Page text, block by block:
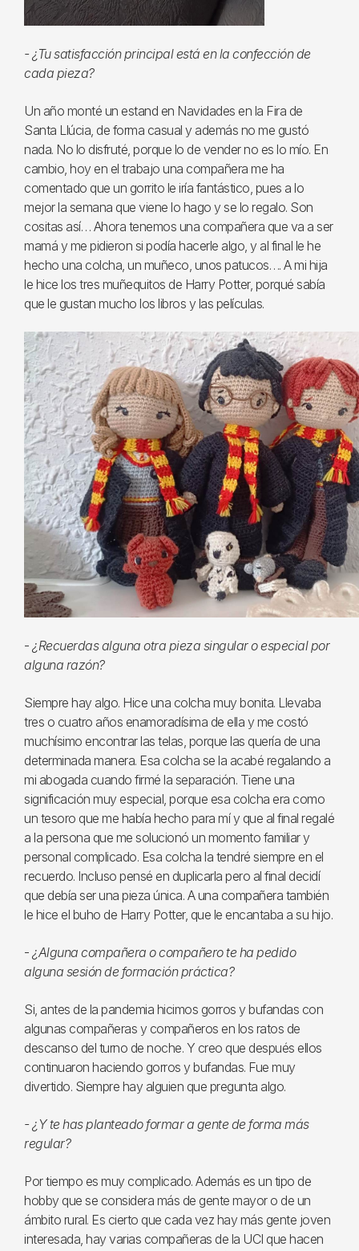
- ¿Tu satisfacción principal está en la confección de
cada pieza?
Un año monté un estand en Navidades en la Fira de
Santa Llúcia, de forma casual y además no me gustó
nada. No lo disfruté, porque lo de vender no es lo mío. En
cambio, hoy en el trabajo una compañera me ha
comentado que un gorrito le iría fantástico, pues a lo
mejor la semana que viene lo hago y se lo regalo. Son
cositas así… Ahora tenemos una compañera que va a ser
mamá y me pidieron si podía hacerle algo, y al final le he
hecho una colcha, un muñeco, unos patucos…. A mi hija
le hice los tres muñequitos de Harry Potter, porqué sabía
que le gustan mucho los libros y las películas.
- ¿Recuerdas alguna otra pieza singular o especial por
alguna razón?
Siempre hay algo. Hice una colcha muy bonita. Llevaba
tres o cuatro años enamoradísima de ella y me costó
muchísimo encontrar las telas, porque las quería de una
determinada manera. Esa colcha se la acabé regalando a
mi abogada cuando firmé la separación. Tiene una
significación muy especial, porque esa colcha era como
un tesoro que me había hecho para mí y que al final regalé
a la persona que me solucionó un momento familiar y
personal complicado. Esa colcha la tendré siempre en el
recuerdo. Incluso pensé en duplicarla pero al final decidí
que debía ser una pieza única. A una compañera también
le hice el buho de Harry Potter, que le encantaba a su hijo.
- ¿Alguna compañera o compañero te ha pedido
alguna sesión de formación práctica?
Si, antes de la pandemia hicimos gorros y bufandas con
algunas compañeras y compañeros en los ratos de
descanso del turno de noche. Y creo que después ellos
continuaron haciendo gorros y bufandas. Fue muy
divertido. Siempre hay alguien que pregunta algo.
- ¿Y te has planteado formar a gente de forma más
regular?
Por tiempo es muy complicado. Además es un tipo de
hobby que se considera más de gente mayor o de un
ámbito rural. Es cierto que cada vez hay más gente joven
interesada, hay varias compañeras de la UCI que hacen